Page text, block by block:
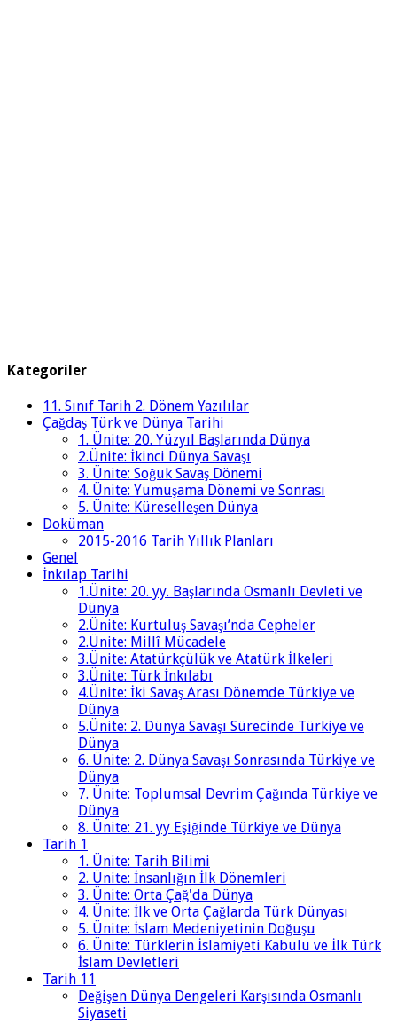
Kategoriler
11. Sınıf Tarih 2. Dönem Yazılılar
Çağdaş Türk ve Dünya Tarihi
1. Ünite: 20. Yüzyıl Başlarında Dünya
2.Ünite: İkinci Dünya Savaşı
3. Ünite: Soğuk Savaş Dönemi
4. Ünite: Yumuşama Dönemi ve Sonrası
5. Ünite: Küreselleşen Dünya
Doküman
2015-2016 Tarih Yıllık Planları
Genel
İnkılap Tarihi
1.Ünite: 20. yy. Başlarında Osmanlı Devleti ve
Dünya
2.Ünite: Kurtuluş Savaşı’nda Cepheler
2.Ünite: Millî Mücadele
3.Ünite: Atatürkçülük ve Atatürk İlkeleri
3.Ünite: Türk İnkılabı
4.Ünite: İki Savaş Arası Dönemde Türkiye ve
Dünya
5.Ünite: 2. Dünya Savaşı Sürecinde Türkiye ve
Dünya
6. Ünite: 2. Dünya Savaşı Sonrasında Türkiye ve
Dünya
7. Ünite: Toplumsal Devrim Çağında Türkiye ve
Dünya
8. Ünite: 21. yy Eşiğinde Türkiye ve Dünya
Tarih 1
1. Ünite: Tarih Bilimi
2. Ünite: İnsanlığın İlk Dönemleri
3. Ünite: Orta Çağ'da Dünya
4. Ünite: İlk ve Orta Çağlarda Türk Dünyası
5. Ünite: İslam Medeniyetinin Doğuşu
6. Ünite: Türklerin İslamiyeti Kabulu ve İlk Türk
İslam Devletleri
Tarih 11
Değişen Dünya Dengeleri Karşısında Osmanlı
Siyaseti